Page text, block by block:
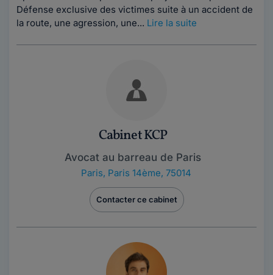
Défense exclusive des victimes suite à un accident de
la route, une agression, une... Lire la suite
Cabinet KCP
Avocat au barreau de Paris
Paris, Paris 14ème, 75014
Contacter ce cabinet